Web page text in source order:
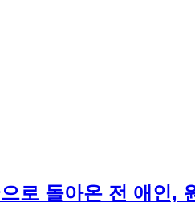
로 돌아온 전 애인,